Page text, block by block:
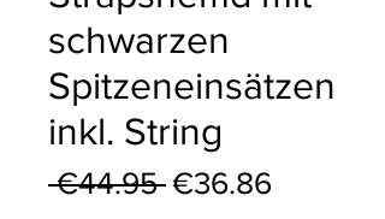
schwarzen
Spitzeneinsätzen
inkl. String
€44.95 Regular Price
€36.86